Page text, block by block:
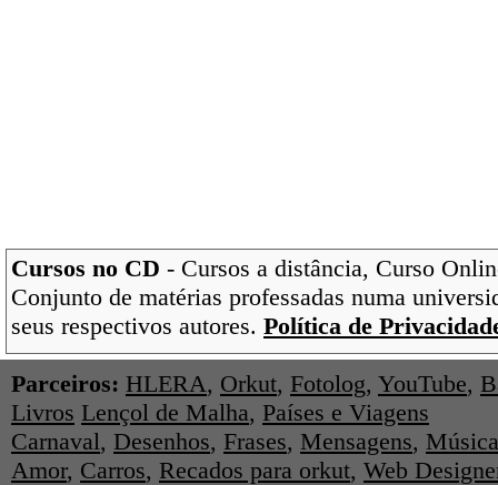
Cursos no CD - Cursos a distância, Curso
Conjunto de matérias professadas numa
seus respectivos autores. Política de
Parceiros: HLERA, Orkut, Fotolog, YouTube,
Livros Lençol de Malha, Países e Viagens
Carnaval, Desenhos, Frases, Mensagens,
Amor, Carros, Recados para orkut, Web